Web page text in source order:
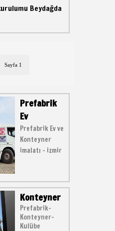
Beydağda
Sayfa 1
Prefabrik
Ev
Prefabrik Ev ve
Konteyner
imalatı - izmir
Konteyner
Prefabrik-
Konteyner-
Kulübe